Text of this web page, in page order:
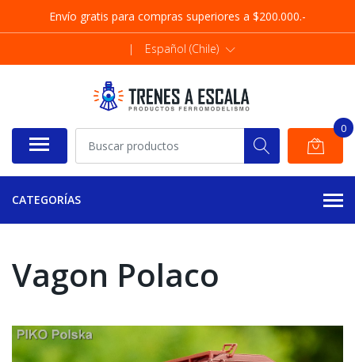
Envío gratis para compras superiores a $200.000.-
| Español (Chile)
0
CATEGORÍAS
Vagon Polaco